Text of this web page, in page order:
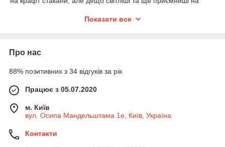
Cтаканчики від Kiev Horeca з бамбуку після використання не
компост, чого не можна сказати про звичайні паперові
Основні переваги наших Бамбук
(Bamboo Cup) стаканів:
вони приємні на дотик;
смороду дуже щільні та якісні (ніколи не тічуть);
вони виготовлені з екологічної сировини, тому можуть
Показати все
Про нас
88% позитивних з 34 відгуків за рік
Працює з 05.07.2020
м. Київ
вул. Осипа Мандельштама 1е, Київ, Україна
Контакти